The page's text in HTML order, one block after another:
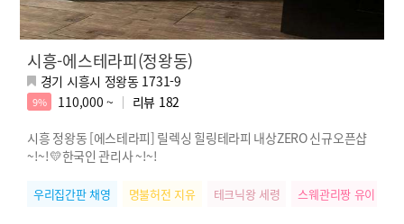
시흥-에스테라피(정왕동)
경기 시흥시 정왕동 1731-9
9% 110,000 ~ 리뷰 182
시흥 정왕동 [에스테라피] 릴렉싱 힐링테라피 내상ZERO 신규오픈샵
~!~!💛한국인 관리사 ~!~!
우리집간판 채영 명불허전 지유 테크닉왕 세령 스웨관리짱 유이